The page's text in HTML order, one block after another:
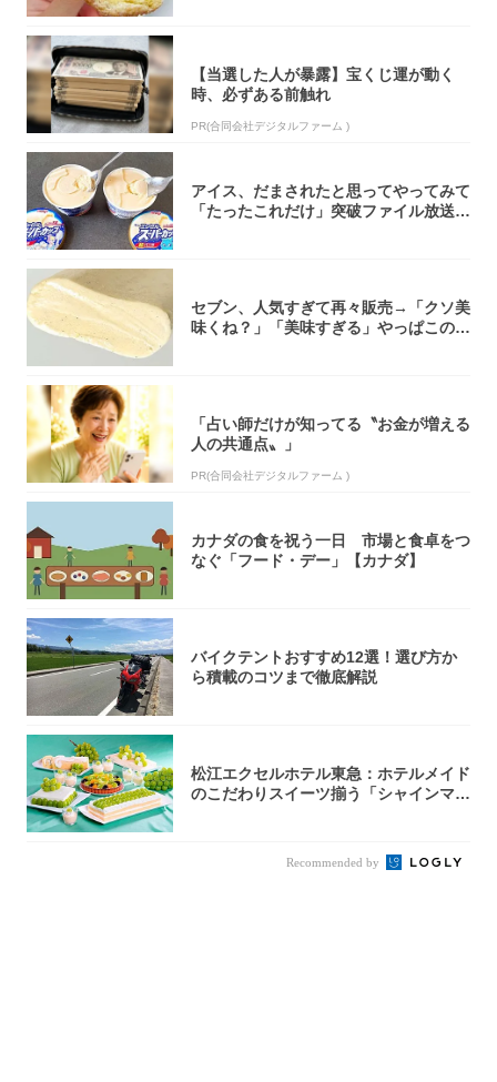
【当選した人が暴露】宝くじ運が動く
時、必ずある前触れ
PR(合同会社デジタルファーム )
アイス、だまされたと思ってやってみて
「たったこれだけ」突破ファイル放送で
セブン、人気すぎて再々販売→「クソ美
味くね？」「美味すぎる」やっぱこのク
「占い師だけが知ってる〝お金が増える
人の共通点〟」
PR(合同会社デジタルファーム )
カナダの食を祝う一日 市場と食卓をつ
なぐ「フード・デー」【カナダ】
バイクテントおすすめ12選！選び方か
ら積載のコツまで徹底解説
松江エクセルホテル東急：ホテルメイド
のこだわりスイーツ揃う「シャインマス
Recommended by